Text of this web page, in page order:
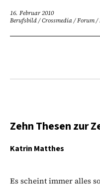
16. Februar 2010
Berufsbild/Crossmedia/Forum/
Zehn Thesen zur
Katrin Matthes
Es scheint immer alles